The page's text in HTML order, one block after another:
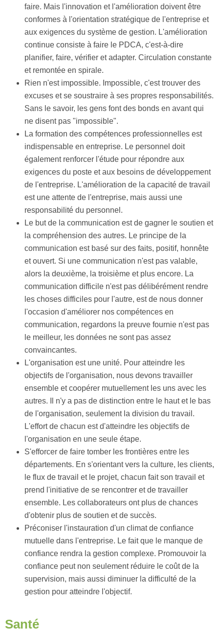
faire. Mais l'innovation et l'amélioration doivent être
conformes à l'orientation stratégique de l'entreprise et
aux exigences du système de gestion. L'amélioration
continue consiste à faire le PDCA, c'est-à-dire
planifier, faire, vérifier et adapter. Circulation constante
et remontée en spirale.
Rien n'est impossible. Impossible, c'est trouver des
excuses et se soustraire à ses propres responsabilités.
Sans le savoir, les gens font des bonds en avant qui
ne disent pas "impossible".
La formation des compétences professionnelles est
indispensable en entreprise. Le personnel doit
également renforcer l'étude pour répondre aux
exigences du poste et aux besoins de développement
de l'entreprise. L'amélioration de la capacité de travail
est une attente de l'entreprise, mais aussi une
responsabilité du personnel.
Le but de la communication est de gagner le soutien et
la compréhension des autres. Le principe de la
communication est basé sur des faits, positif, honnête
et ouvert. Si une communication n'est pas valable,
alors la deuxième, la troisième et plus encore. La
communication difficile n'est pas délibérément rendre
les choses difficiles pour l'autre, est de nous donner
l'occasion d'améliorer nos compétences en
communication, regardons la preuve fournie n'est pas
le meilleur, les données ne sont pas assez
convaincantes.
L'organisation est une unité. Pour atteindre les
objectifs de l'organisation, nous devons travailler
ensemble et coopérer mutuellement les uns avec les
autres. Il n'y a pas de distinction entre le haut et le bas
de l'organisation, seulement la division du travail.
L'effort de chacun est d'atteindre les objectifs de
l'organisation en une seule étape.
S'efforcer de faire tomber les frontières entre les
départements. En s'orientant vers la culture, les clients,
le flux de travail et le projet, chacun fait son travail et
prend l'initiative de se rencontrer et de travailler
ensemble. Les collaborateurs ont plus de chances
d'obtenir plus de soutien et de succès.
Préconiser l'instauration d'un climat de confiance
mutuelle dans l'entreprise. Le fait que le manque de
confiance rendra la gestion complexe. Promouvoir la
confiance peut non seulement réduire le coût de la
supervision, mais aussi diminuer la difficulté de la
gestion pour atteindre l'objectif.
Santé